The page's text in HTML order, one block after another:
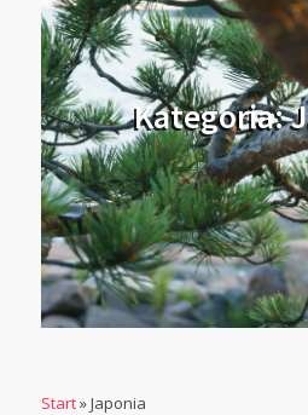
Kategoria:
Start»Japonia